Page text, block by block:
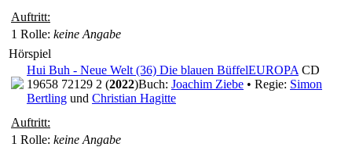
Auftritt:
1 Rolle: keine Angabe
Hörspiel
Hui Buh - Neue Welt (36) Die blauen BüffelEUROPA CD
19658 72129 2 (2022)Buch: Joachim Ziebe • Regie: Simon
Bertling und Christian Hagitte
Auftritt:
1 Rolle: keine Angabe